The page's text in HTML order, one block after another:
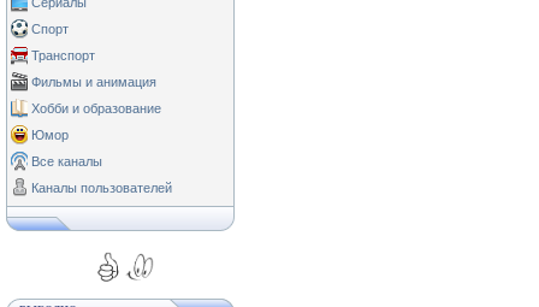
Спорт
Транспорт
Фильмы и анимация
Хобби и образование
Юмор
Все каналы
Каналы пользователей